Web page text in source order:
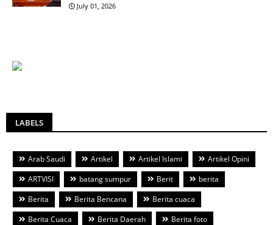
July 01, 2026
LABELS
Arab Saudi Artikel Artikel Islami
Artikel Opini
ARTVISI
batang sumpur Berit
berita
Berita
Berita Bencana
Berita cuaca
Berita Cuaca
Berita Daerah
Berita foto